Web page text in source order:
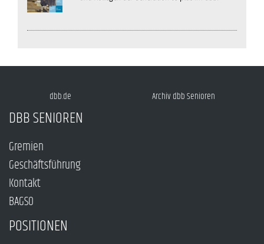
dbb.de Archiv dbb Senioren
DBB SENIOREN
Gremien
Geschäftsführung
Kontakt
BAGSO
POSITIONEN